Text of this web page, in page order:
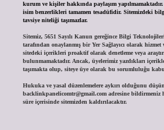
kurum ve kişiler hakkında paylaşım
isim benzerlikleri tamamen tesadüfidir. Sitemizdeki
tavsiye niteliği taşımazlar.
Sitemiz, 5651 Sayılı Kanun gereğince Bilgi
tarafından onaylanmış bir Yer Sağlayıcı olarak
sitedeki içerikleri proaktif olarak denetleme veya
bulunmamaktadır. Ancak, üyelerimiz yazdıkları
taşımakta olup, siteye üye olarak bu sorumluluğu
Hukuka ve yasal düzenlemelere aykırı olduğunu
backlinkpanelicomtr@gmail.comadresine bildirmeniz
süre içerisinde sitemizden kaldırılacaktır.